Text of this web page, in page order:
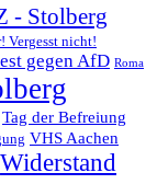
- Stolberg
Vergesst nicht!
gegen AfD Roma
Tag der Befreiung
VHS Aachen
Widerstand